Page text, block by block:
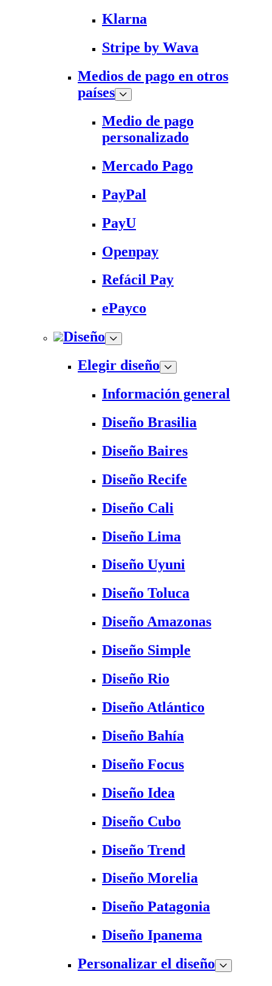
Klarna
Stripe by Wava
Medios de pago en otros
países
Medio de pago
personalizado
Mercado Pago
PayPal
PayU
Openpay
Refácil Pay
ePayco
Diseño
Elegir diseño
Información general
Diseño Brasilia
Diseño Baires
Diseño Recife
Diseño Cali
Diseño Lima
Diseño Uyuni
Diseño Toluca
Diseño Amazonas
Diseño Simple
Diseño Rio
Diseño Atlántico
Diseño Bahía
Diseño Focus
Diseño Idea
Diseño Cubo
Diseño Trend
Diseño Morelia
Diseño Patagonia
Diseño Ipanema
Personalizar el diseño